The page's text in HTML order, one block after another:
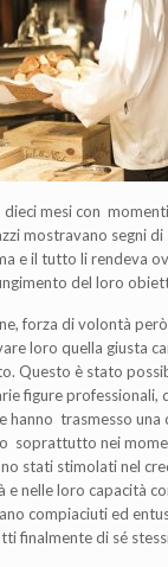
mesi con
mostravano segni di
e il tutto li rendeva
del loro
forza di volontà
loro quella giusta
Questo è stato
figure professionali,
hanno trasmesso una
soprattutto nei
stati stimolati nel
e nelle loro capacità
compiaciuti ed
finalmente di sé